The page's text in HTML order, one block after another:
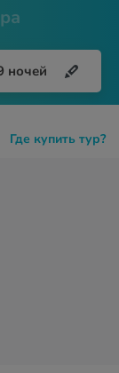
ночей
Где купить тур?